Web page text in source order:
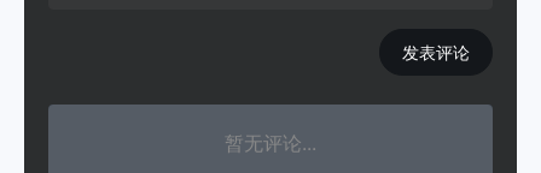
发表评论
暂无评论...